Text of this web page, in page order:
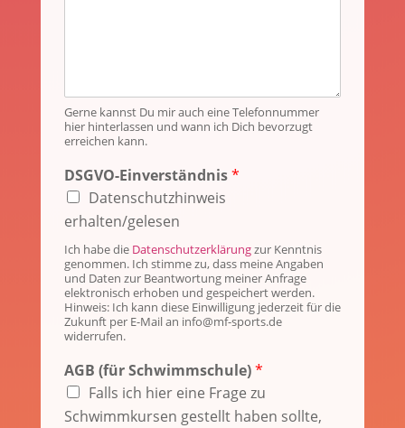
Gerne kannst Du mir auch eine Telefonnummer
hier hinterlassen und wann ich Dich bevorzugt
erreichen kann.
DSGVO-Einverständnis*
Datenschutzhinweis
erhalten/gelesen
Ich habe die Datenschutzerklärungzur Kenntnis
genommen. Ich stimme zu, dass meine Angaben
und Daten zur Beantwortung meiner Anfrage
elektronisch erhoben und gespeichert werden.
Hinweis: Ich kann diese Einwilligung jederzeit für die
Zukunft per E-Mail an info@mf-sports.de
widerrufen.
AGB (für Schwimmschule)*
Falls ich hier eine Frage zu
Schwimmkursen gestellt haben sollte,